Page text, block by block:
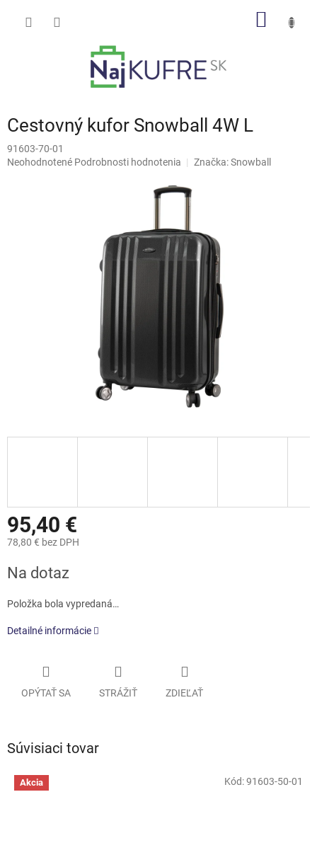
Cestovný kufor Snowball 4W L
91603-70-01
Priemerné
Neohodnotené Podrobnosti hodnotenia Značka:Snowball
95,40 €
78,80 € bez DPH
cena:
Na dotaz
Položka bola vypredaná…
Detailné informácie
OPÝTAŤ SA STRÁŽIŤ ZDIEĽAŤ
Súvisiaci tovar
Akcia Kód:91603-50-01